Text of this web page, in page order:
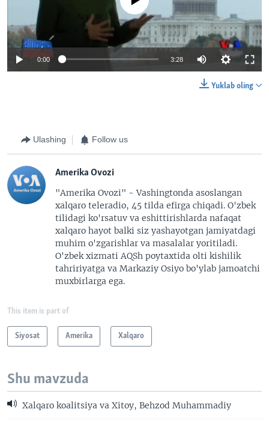
0:00 3:28
Yuklab oling
Ulashing Follow us
Amerika Ovozi
"Amerika Ovozi" - Vashingtonda asoslangan
xalqaro teleradio, 45 tilda efirga chiqadi. O'zbek
tilidagi ko'rsatuv va eshittirishlarda nafaqat
xalqaro hayot balki siz yashayotgan jamiyatdagi
muhim o'zgarishlar va masalalar yoritiladi.
O'zbek xizmati AQSh poytaxtida olti kishilik
tahririyatga va Markaziy Osiyo bo'ylab jamoatchi
muxbirlarga ega.
This item is part of
Siyosat Amerika Xalqaro
Shu mavzuda
Xalqaro koalitsiya va Xitoy, Behzod Muhammadiy